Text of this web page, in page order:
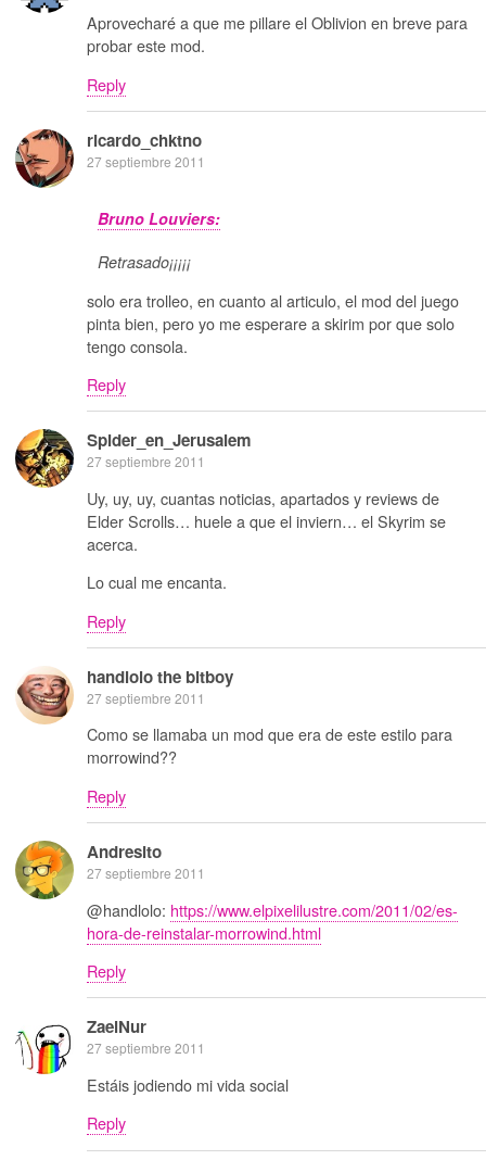
Aprovecharé a que me pillare el Oblivion en breve para
probar este mod.
Reply
ricardo_chktno
27 septiembre 2011
Bruno Louviers:
Retrasado¡¡¡¡¡
solo era trolleo, en cuanto al articulo, el mod del juego
pinta bien, pero yo me esperare a skirim por que solo
tengo consola.
Reply
Spider_en_Jerusalem
27 septiembre 2011
Uy, uy, uy, cuantas noticias, apartados y reviews de
Elder Scrolls… huele a que el inviern… el Skyrim se
acerca.
Lo cual me encanta.
Reply
handlolo the bitboy
27 septiembre 2011
Como se llamaba un mod que era de este estilo para
morrowind??
Reply
Andresito
27 septiembre 2011
@handlolo: https://www.elpixelilustre.com/2011/02/es-
hora-de-reinstalar-morrowind.html
Reply
ZaelNur
27 septiembre 2011
Estáis jodiendo mi vida social
Reply